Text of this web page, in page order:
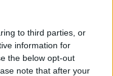
to third parties, or
information for
the below opt-out
note that after your